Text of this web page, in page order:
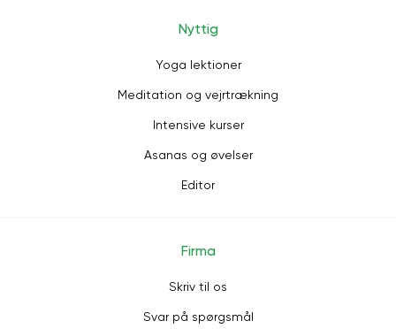
Nyttig
Yoga lektioner
Meditation og vejrtrækning
Intensive kurser
Asanas og øvelser
Editor
Firma
Skriv til os
Svar på spørgsmål